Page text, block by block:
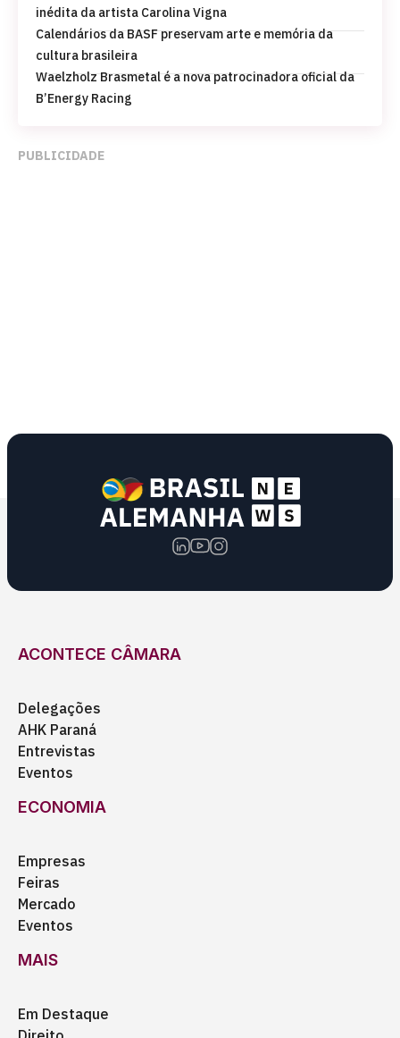
inédita da artista Carolina Vigna
Calendários da BASF preservam arte e memória da
cultura brasileira
Waelzholz Brasmetal é a nova patrocinadora oficial da
B’Energy Racing
PUBLICIDADE
ACONTECE CÂMARA
Delegações
AHK Paraná
Entrevistas
Eventos
ECONOMIA
Empresas
Feiras
Mercado
Eventos
MAIS
Em Destaque